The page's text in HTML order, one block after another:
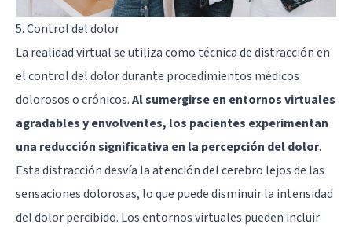
5. Control del dolor
La realidad virtual se utiliza como técnica de distracción en
el control del dolor durante procedimientos médicos
dolorosos o crónicos.Al sumergirse en entornos virtuales
agradables y envolventes, los pacientes experimentan
una reducción significativa en la percepción del dolor.
Esta distracción desvía la atención del cerebro lejos de las
sensaciones dolorosas, lo que puede disminuir la intensidad
del dolor percibido. Los entornos virtuales pueden incluir